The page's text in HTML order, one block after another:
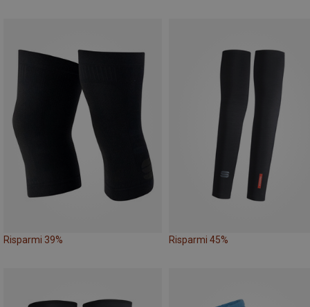
Risparmi 39% Risparmi 45%